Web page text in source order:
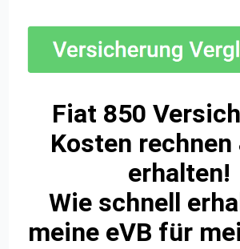
Fiat 850
Kosten rechnen
erhalten!
Wie schnell
meine eVB für